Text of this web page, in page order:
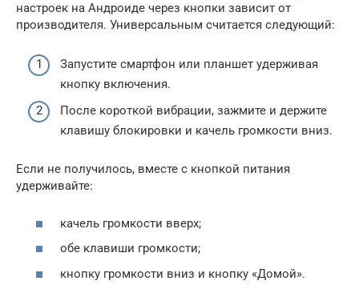
настроек на Андроиде через кнопки зависит от
производителя. Универсальным считается следующий:
Запустите смартфон или планшет удерживая
кнопку включения.
После короткой вибрации, зажмите и держите
клавишу блокировки и качель громкости вниз.
Если не получилось, вместе с кнопкой питания
удерживайте:
качель громкости вверх;
обе клавиши громкости;
кнопку громкости вниз и кнопку «Домой».